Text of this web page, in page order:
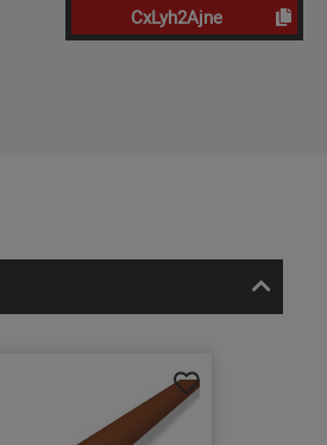
CxLyh2Ajne